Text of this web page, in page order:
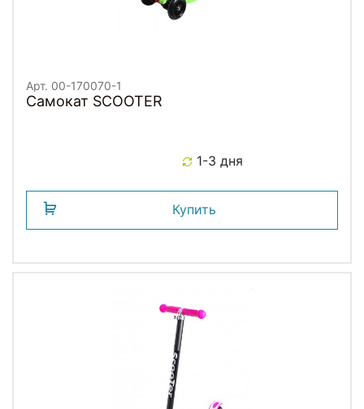
Арт. 00-170070-1
Самокат SCOOTER
1-3 дня
Купить